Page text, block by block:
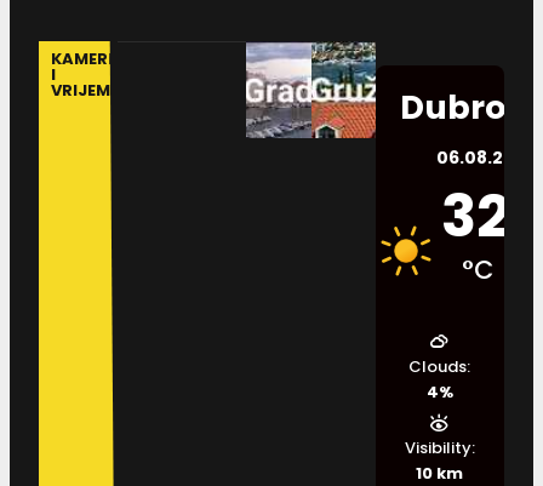
KAMERE
I
VRIJEME
06.08.2026.
32
°C
Clouds:
4%
Visibility:
10 km